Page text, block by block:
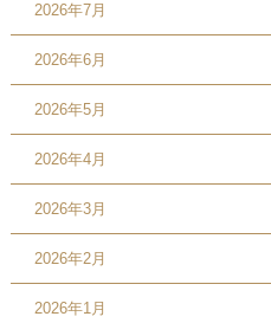
2026年7月
2026年6月
2026年5月
2026年4月
2026年3月
2026年2月
2026年1月